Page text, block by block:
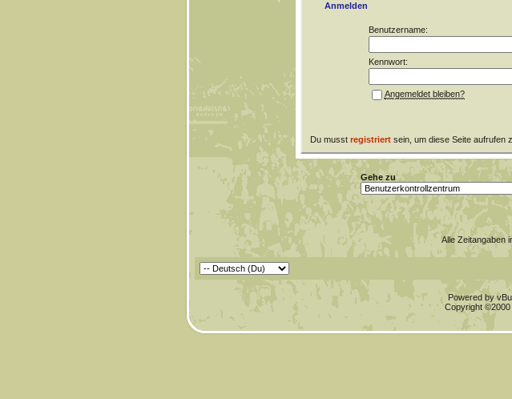
Anmelden
Benutzername:
Kennwort:
Angemeldet bleiben?
Du musst registriertsein, um diese Seite aufrufen
Gehe zu
Alle Zeitangaben
Powered by
Copyright ©2000